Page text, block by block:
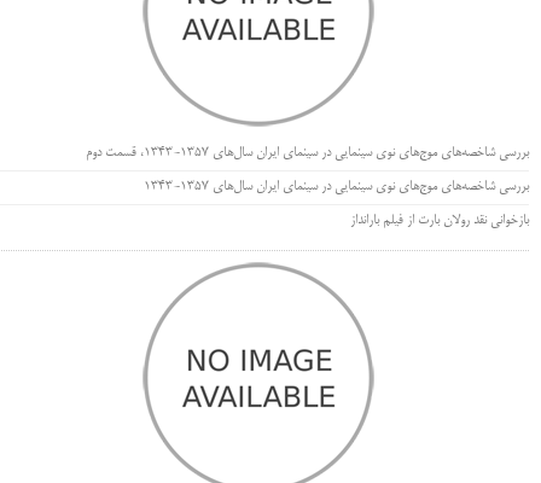
بررسی شاخصه‌های موج‌های نوی سینمایی در سینمای ایران سال‌های 1357-1343، قسمت دوم
بررسی شاخصه‌های موج‌های نوی سینمایی در سینمای ایران سال‌های 1357-1343
بازخوانی نقد رولان بارت از فیلم بارانداز